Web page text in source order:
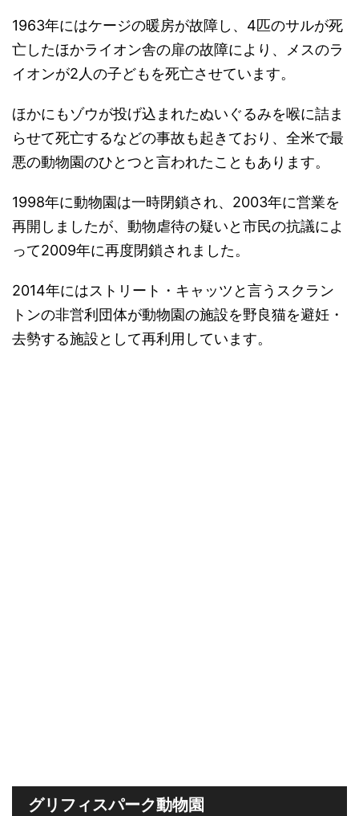
1963年にはケージの暖房が故障し、4匹のサルが死
亡したほかライオン舎の扉の故障により、メスのラ
イオンが2人の子どもを死亡させています。
ほかにもゾウが投げ込まれたぬいぐるみを喉に詰ま
らせて死亡するなどの事故も起きており、全米で最
悪の動物園のひとつと言われたこともあります。
1998年に動物園は一時閉鎖され、2003年に営業を
再開しましたが、動物虐待の疑いと市民の抗議によ
って2009年に再度閉鎖されました。
2014年にはストリート・キャッツと言うスクラン
トンの非営利団体が動物園の施設を野良猫を避妊・
去勢する施設として再利用しています。
グリフィスパーク動物園